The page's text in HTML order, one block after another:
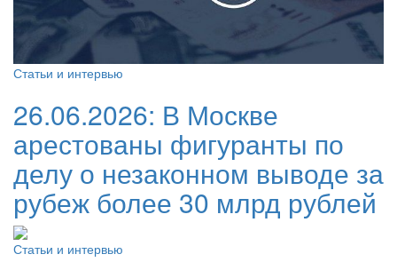
Статьи и интервью
26.06.2026: В Москве
арестованы фигуранты по
делу о незаконном выводе за
рубеж более 30 млрд рублей
Статьи и интервью